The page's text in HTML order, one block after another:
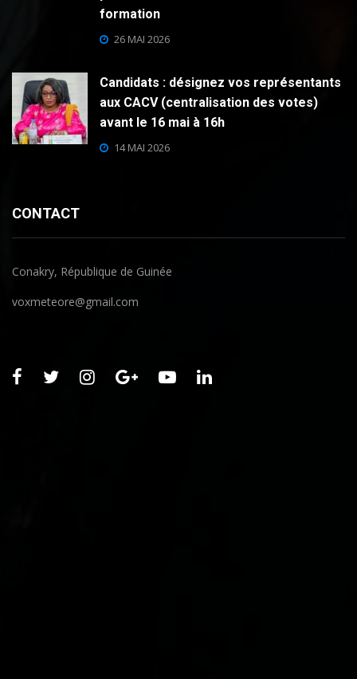
formation
26 MAI 2026
Candidats : désignez vos représentants
aux CACV (centralisation des votes)
avant le 16 mai à 16h
14 MAI 2026
CONTACT
Conakry, République de Guinée
voxmeteore@gmail.com